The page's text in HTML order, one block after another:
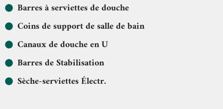
Barres à serviettes de douche
Coins de support de salle de bain
Canaux de douche en U
Barres de Stabilisation
Sèche-serviettes Électr.